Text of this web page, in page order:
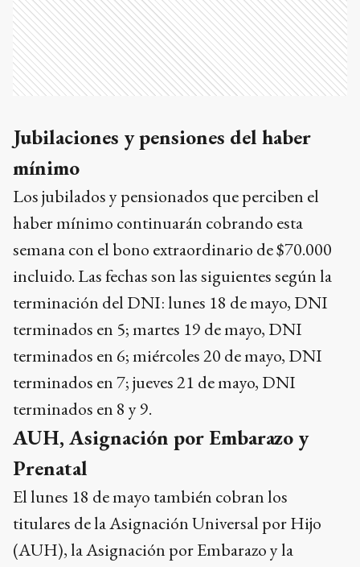
Jubilaciones y pensiones del haber
mínimo
Los jubilados y pensionados que perciben el
haber mínimo continuarán cobrando esta
semana con el bono extraordinario de $70.000
incluido. Las fechas son las siguientes según la
terminación del DNI: lunes 18 de mayo, DNI
terminados en 5; martes 19 de mayo, DNI
terminados en 6; miércoles 20 de mayo, DNI
terminados en 7; jueves 21 de mayo, DNI
terminados en 8 y 9.
AUH, Asignación por Embarazo y
Prenatal
El lunes 18 de mayo también cobran los
titulares de la Asignación Universal por Hijo
(AUH), la Asignación por Embarazo y la